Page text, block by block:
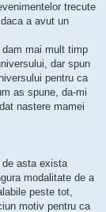
trecute
a avut un
mai mult timp
dar spun
pentru ca
as spune, da-mi
nastere mamei
asta exista
modalitate de a
peste tot,
motiv pentru ca